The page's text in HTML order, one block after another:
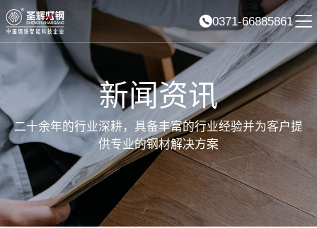
0371-66885861
新闻资讯
二十余年的行业深耕，具备丰富的行业经验并为客户提
供专业的钢材解决方案